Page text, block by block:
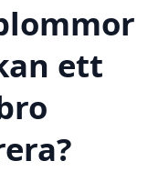
ett